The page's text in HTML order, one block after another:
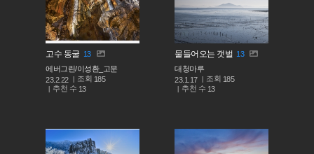
고수 동굴 13
에버그린/이성환_고문
23.2.22
조회 185
추천 수 13
물들어오는 갯벌 13
대청마루
23.1.17
조회 185
추천 수 13